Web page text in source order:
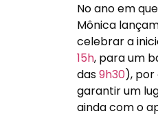
No ano em
Mônica
celebrar a
15h, para um
das9h30),
garantir um
ainda com o